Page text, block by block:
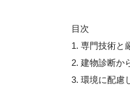
目次
1. 専門技術と
2. 建物診断か
3. 環境に配慮